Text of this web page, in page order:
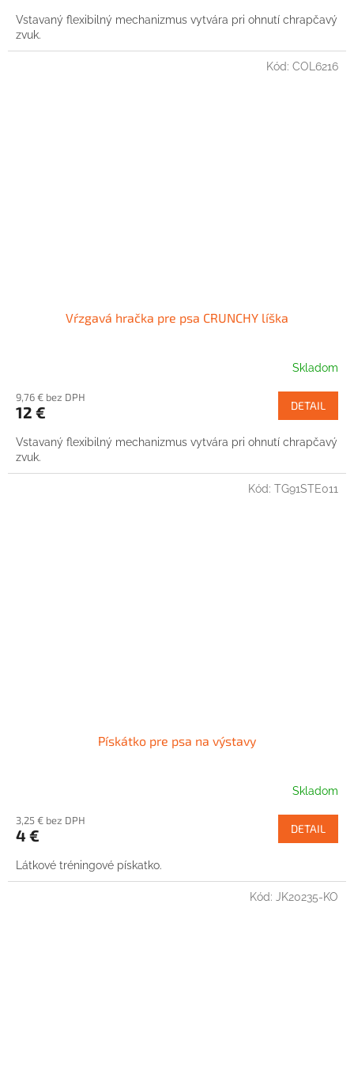
Vstavaný flexibilný mechanizmus vytvára pri ohnutí chrapčavý
zvuk.
Vŕzgavá hračka pre psa CRUNCHY líška
Skladom
9,76 € bez DPH
12 € DETAIL
Vstavaný flexibilný mechanizmus vytvára pri ohnutí chrapčavý
zvuk.
Kód: COL6216
Pískátko pre psa na výstavy
Skladom
3,25 € bez DPH
4 € DETAIL
Látkové tréningové pískatko.
Kód: TG91STE011
Kód: JK20235-KO